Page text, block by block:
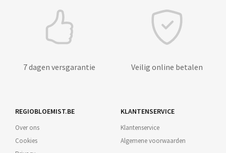
7 dagen versgarantie Veilig online betalen
REGIOBLOEMIST.BE
Over ons
Cookies
KLANTENSERVICE
Klantenservice
Algemene voorwaarden